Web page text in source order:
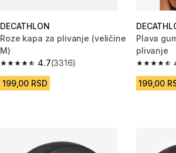
DECATHLON
Roze kapa za plivanje (veličine
M)
4.7
4.7 od 5 zvezdica from 3316 Recenzije
(3316)
199,00 RSD
Plava
plivanje
4.8 od 5
199,00